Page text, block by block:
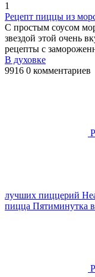
1
Рецепт пиццы из
С простым соусом
звездой этой очень
рецепты с
В духовке
9916 0 комментариев
лучших пиццерий
пицца Пятиминутка